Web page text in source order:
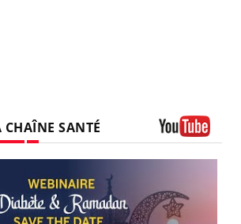
CHAÎNE SANTÉ